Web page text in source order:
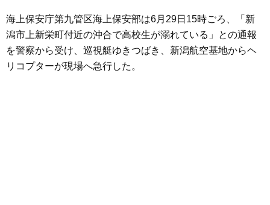
海上保安庁第九管区海上保安部は6月29日15時ごろ、「新
潟市上新栄町付近の沖合で高校生が溺れている」との通報
を警察から受け、巡視艇ゆきつばき、新潟航空基地からヘ
リコプターが現場へ急行した。